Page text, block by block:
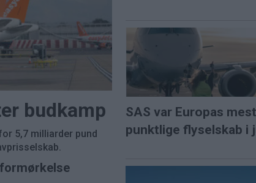
budkamp
5,7 milliarder pund
SAS var Europas mest
punktlige flyselskab i